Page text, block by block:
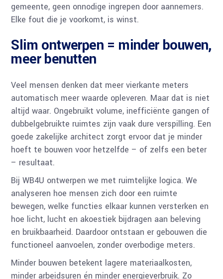
gemeente, geen onnodige ingrepen door aannemers.
Elke fout die je voorkomt, is winst.
Slim ontwerpen = minder bouwen,
meer benutten
Veel mensen denken dat meer vierkante meters
automatisch meer waarde opleveren. Maar dat is niet
altijd waar. Ongebruikt volume, inefficiënte gangen of
dubbelgebruikte ruimtes zijn vaak dure verspilling. Een
goede zakelijke architect zorgt ervoor dat je minder
hoeft te bouwen voor hetzelfde – of zelfs een beter
– resultaat.
Bij WB4U ontwerpen we met ruimtelijke logica. We
analyseren hoe mensen zich door een ruimte
bewegen, welke functies elkaar kunnen versterken en
hoe licht, lucht en akoestiek bijdragen aan beleving
en bruikbaarheid. Daardoor ontstaan er gebouwen die
functioneel aanvoelen, zonder overbodige meters.
Minder bouwen betekent lagere materiaalkosten,
minder arbeidsuren én minder energieverbruik. Zo